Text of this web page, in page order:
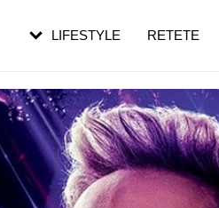
LIFESTYLE RETETE
pe